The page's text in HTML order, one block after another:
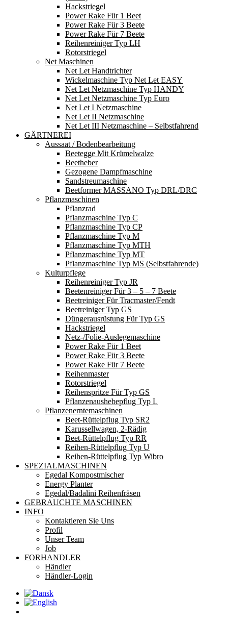
Hackstriegel
Power Rake Für 1 Beet
Power Rake Für 3 Beete
Power Rake Für 7 Beete
Reihenreiniger Typ LH
Rotorstriegel
Net Maschinen
Net Let Handtrichter
Wickelmaschine Typ Net Let EASY
Net Let Netzmaschine Typ HANDY
Net Let Netzmaschine Typ Euro
Net Let I Netzmaschine
Net Let II Netzmaschine
Net Let III Netzmaschine – Selbstfahrend
GÄRTNEREI
Aussaat / Bodenbearbeitung
Beetegge Mit Krümelwalze
Beetheber
Gezogene Dampfmaschine
Sandstreumaschine
Beetformer MASSANO Typ DRL/DRC
Pflanzmaschinen
Pflanzrad
Pflanzmaschine Typ C
Pflanzmaschine Typ CP
Pflanzmaschine Typ M
Pflanzmaschine Typ MTH
Pflanzmaschine Typ MT
Pflanzmaschine Typ MS (Selbstfahrende)
Kulturpflege
Reihenreiniger Typ JR
Beetenreiniger Für 3 – 5 – 7 Beete
Beetreiniger Für Tracmaster/Fendt
Beetreiniger Typ GS
Düngerausrüstung Für Typ GS
Hackstriegel
Netz-/Folie-Auslegemaschine
Power Rake Für 1 Beet
Power Rake Für 3 Beete
Power Rake Für 7 Beete
Reihenmaster
Rotorstriegel
Reihenspritze Für Typ GS
Pflanzenaushebepflug Typ L
Pflanzenerntemaschinen
Beet-Rüttelpflug Typ SR2
Karussellwagen, 2-Rädig
Beet-Rüttelpflug Typ RR
Reihen-Rüttelpflug Typ U
Reihen-Rüttelpflug Typ Wibro
SPEZIALMASCHINEN
Egedal Kompostmischer
Energy Planter
Egedal/Badalini Reihenfräsen
GEBRAUCHTE MASCHINEN
INFO
Kontaktieren Sie Uns
Profil
Unser Team
Job
FORHANDLER
Händler
Händler-Login